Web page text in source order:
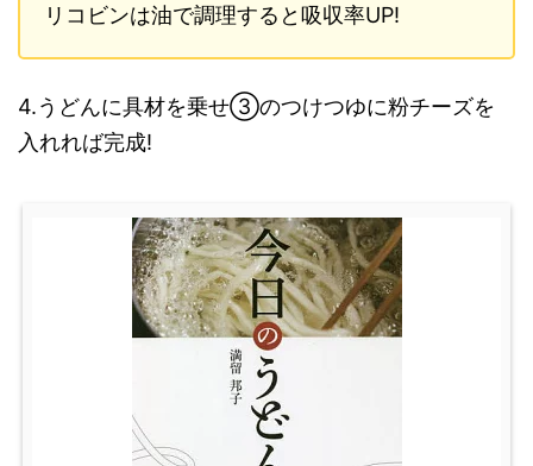
リコビンは油で調理すると吸収率UP!
4.うどんに具材を乗せ③のつけつゆに粉チーズを
入れれば完成!